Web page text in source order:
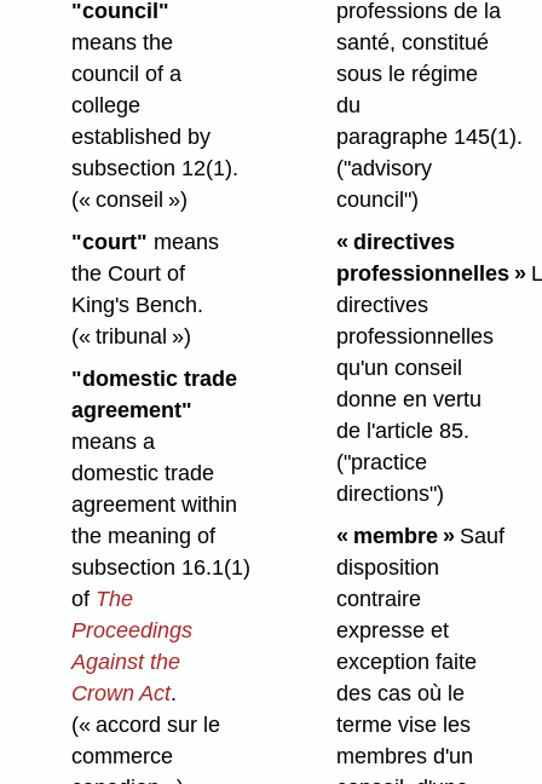
"council"
means the
council of a
college
established by
subsection 12(1).
(« conseil »)
"court" means
the Court of
King's Bench.
(« tribunal »)
"domestic trade
agreement"
means a
domestic trade
agreement within
the meaning of
subsection 16.1(1)
of The
Proceedings
Against the
Crown Act.
(« accord sur le
commerce
professions de la
santé, constitué
sous le régime
du
paragraphe 145(1).
("advisory
council")
« directives
professionnelles »
directives
professionnelles
qu'un conseil
donne en vertu
de l'article 85.
("practice
directions")
« membre »Sauf
disposition
contraire
expresse et
exception faite
des cas où le
terme vise les
membres d'un